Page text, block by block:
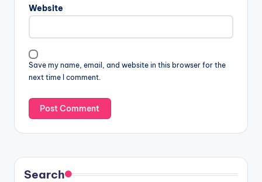
Website
Save my name, email, and website in this browser for the
next time I comment.
Search